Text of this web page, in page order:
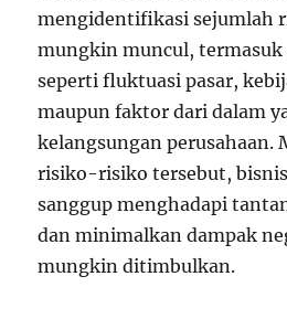
mengidentifikasi sejumlah
mungkin muncul,
seperti fluktuasi pasar,
maupun faktor dari dalam
kelangsungan perusahaan.
risiko-risiko tersebut,
sanggup menghadapi
dan minimalkan dampak
mungkin ditimbulkan.